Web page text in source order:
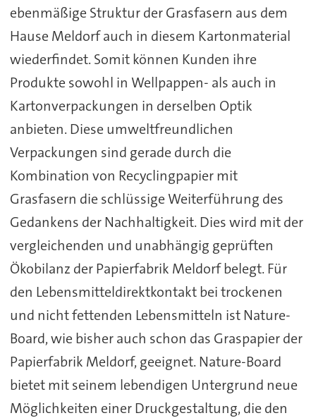
ebenmäßige Struktur der Grasfasern aus dem
Hause Meldorf auch in diesem Kartonmaterial
wiederfindet. Somit können Kunden ihre
Produkte sowohl in Wellpappen- als auch in
Kartonverpackungen in derselben Optik
anbieten. Diese umweltfreundlichen
Verpackungen sind gerade durch die
Kombination von Recyclingpapier mit
Grasfasern die schlüssige Weiterführung des
Gedankens der Nachhaltigkeit. Dies wird mit der
vergleichenden und unabhängig geprüften
Ökobilanz der Papierfabrik Meldorf belegt. Für
den Lebensmitteldirektkontakt bei trockenen
und nicht fettenden Lebensmitteln ist Nature-
Board, wie bisher auch schon das Graspapier der
Papierfabrik Meldorf, geeignet. Nature-Board
bietet mit seinem lebendigen Untergrund neue
Möglichkeiten einer Druckgestaltung, die den